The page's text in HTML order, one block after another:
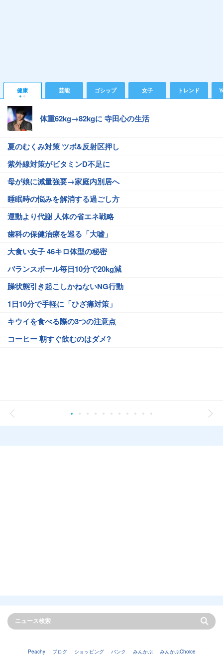
健康 芸能 ゴシップ 女子 トレンド
体重62kg→82kgに 寺田心の生活
夏のむくみ対策 ツボ&反射区押し
紫外線対策がビタミンD不足に
母が娘に減量強要→家庭内別居へ
睡眠時の悩みを解消する過ごし方
運動より代謝 人体の省エネ戦略
歯科の保健治療を巡る「大嘘」
大食い女子 46キロ体型の秘密
バランスボール毎日10分で20kg減
躁状態引き起こしかねないNG行動
1日10分で手軽に「ひざ痛対策」
キウイを食べる際の3つの注意点
コーヒー 朝すぐ飲むのはダメ?
Peachy ブログ ショッピング バンク みんかぶ みんかぶChoice